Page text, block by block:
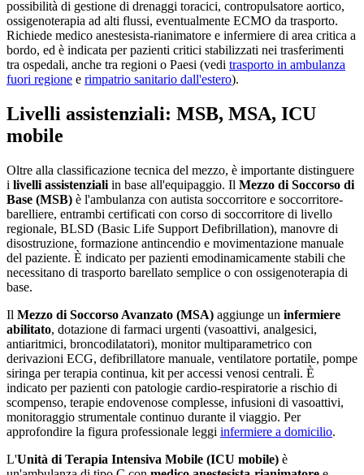
possibilità di gestione di drenaggi toracici, contropulsatore aortico,
ossigenoterapia ad alti flussi, eventualmente ECMO da trasporto.
Richiede medico anestesista-rianimatore e infermiere di area critica a
bordo, ed è indicata per pazienti critici stabilizzati nei trasferimenti
tra ospedali, anche tra regioni o Paesi (vedi trasporto in ambulanza
fuori regione e rimpatrio sanitario dall'estero).
Livelli assistenziali: MSB, MSA, ICU
mobile
Oltre alla classificazione tecnica del mezzo, è importante distinguere
i livelli assistenziali in base all'equipaggio. Il Mezzo di Soccorso di
Base (MSB) è l'ambulanza con autista soccorritore e soccorritore-
barelliere, entrambi certificati con corso di soccorritore di livello
regionale, BLSD (Basic Life Support Defibrillation), manovre di
disostruzione, formazione antincendio e movimentazione manuale
del paziente. È indicato per pazienti emodinamicamente stabili che
necessitano di trasporto barellato semplice o con ossigenoterapia di
base.
Il Mezzo di Soccorso Avanzato (MSA) aggiunge un infermiere
abilitato, dotazione di farmaci urgenti (vasoattivi, analgesici,
antiaritmici, broncodilatatori), monitor multiparametrico con
derivazioni ECG, defibrillatore manuale, ventilatore portatile, pompe
siringa per terapia continua, kit per accessi venosi centrali. È
indicato per pazienti con patologie cardio-respiratorie a rischio di
scompenso, terapie endovenose complesse, infusioni di vasoattivi,
monitoraggio strumentale continuo durante il viaggio. Per
approfondire la figura professionale leggi infermiere a domicilio.
L'Unità di Terapia Intensiva Mobile (ICU mobile) è